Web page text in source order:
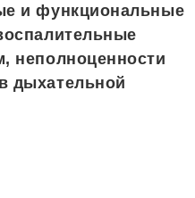
и функциональные
неполноценности
дыхательной